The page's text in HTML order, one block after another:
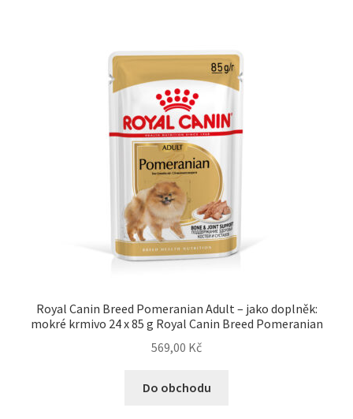
Royal Canin Breed Pomeranian Adult – jako doplněk:
mokré krmivo 24 x 85 g Royal Canin Breed Pomeranian
569,00 Kč
Do obchodu